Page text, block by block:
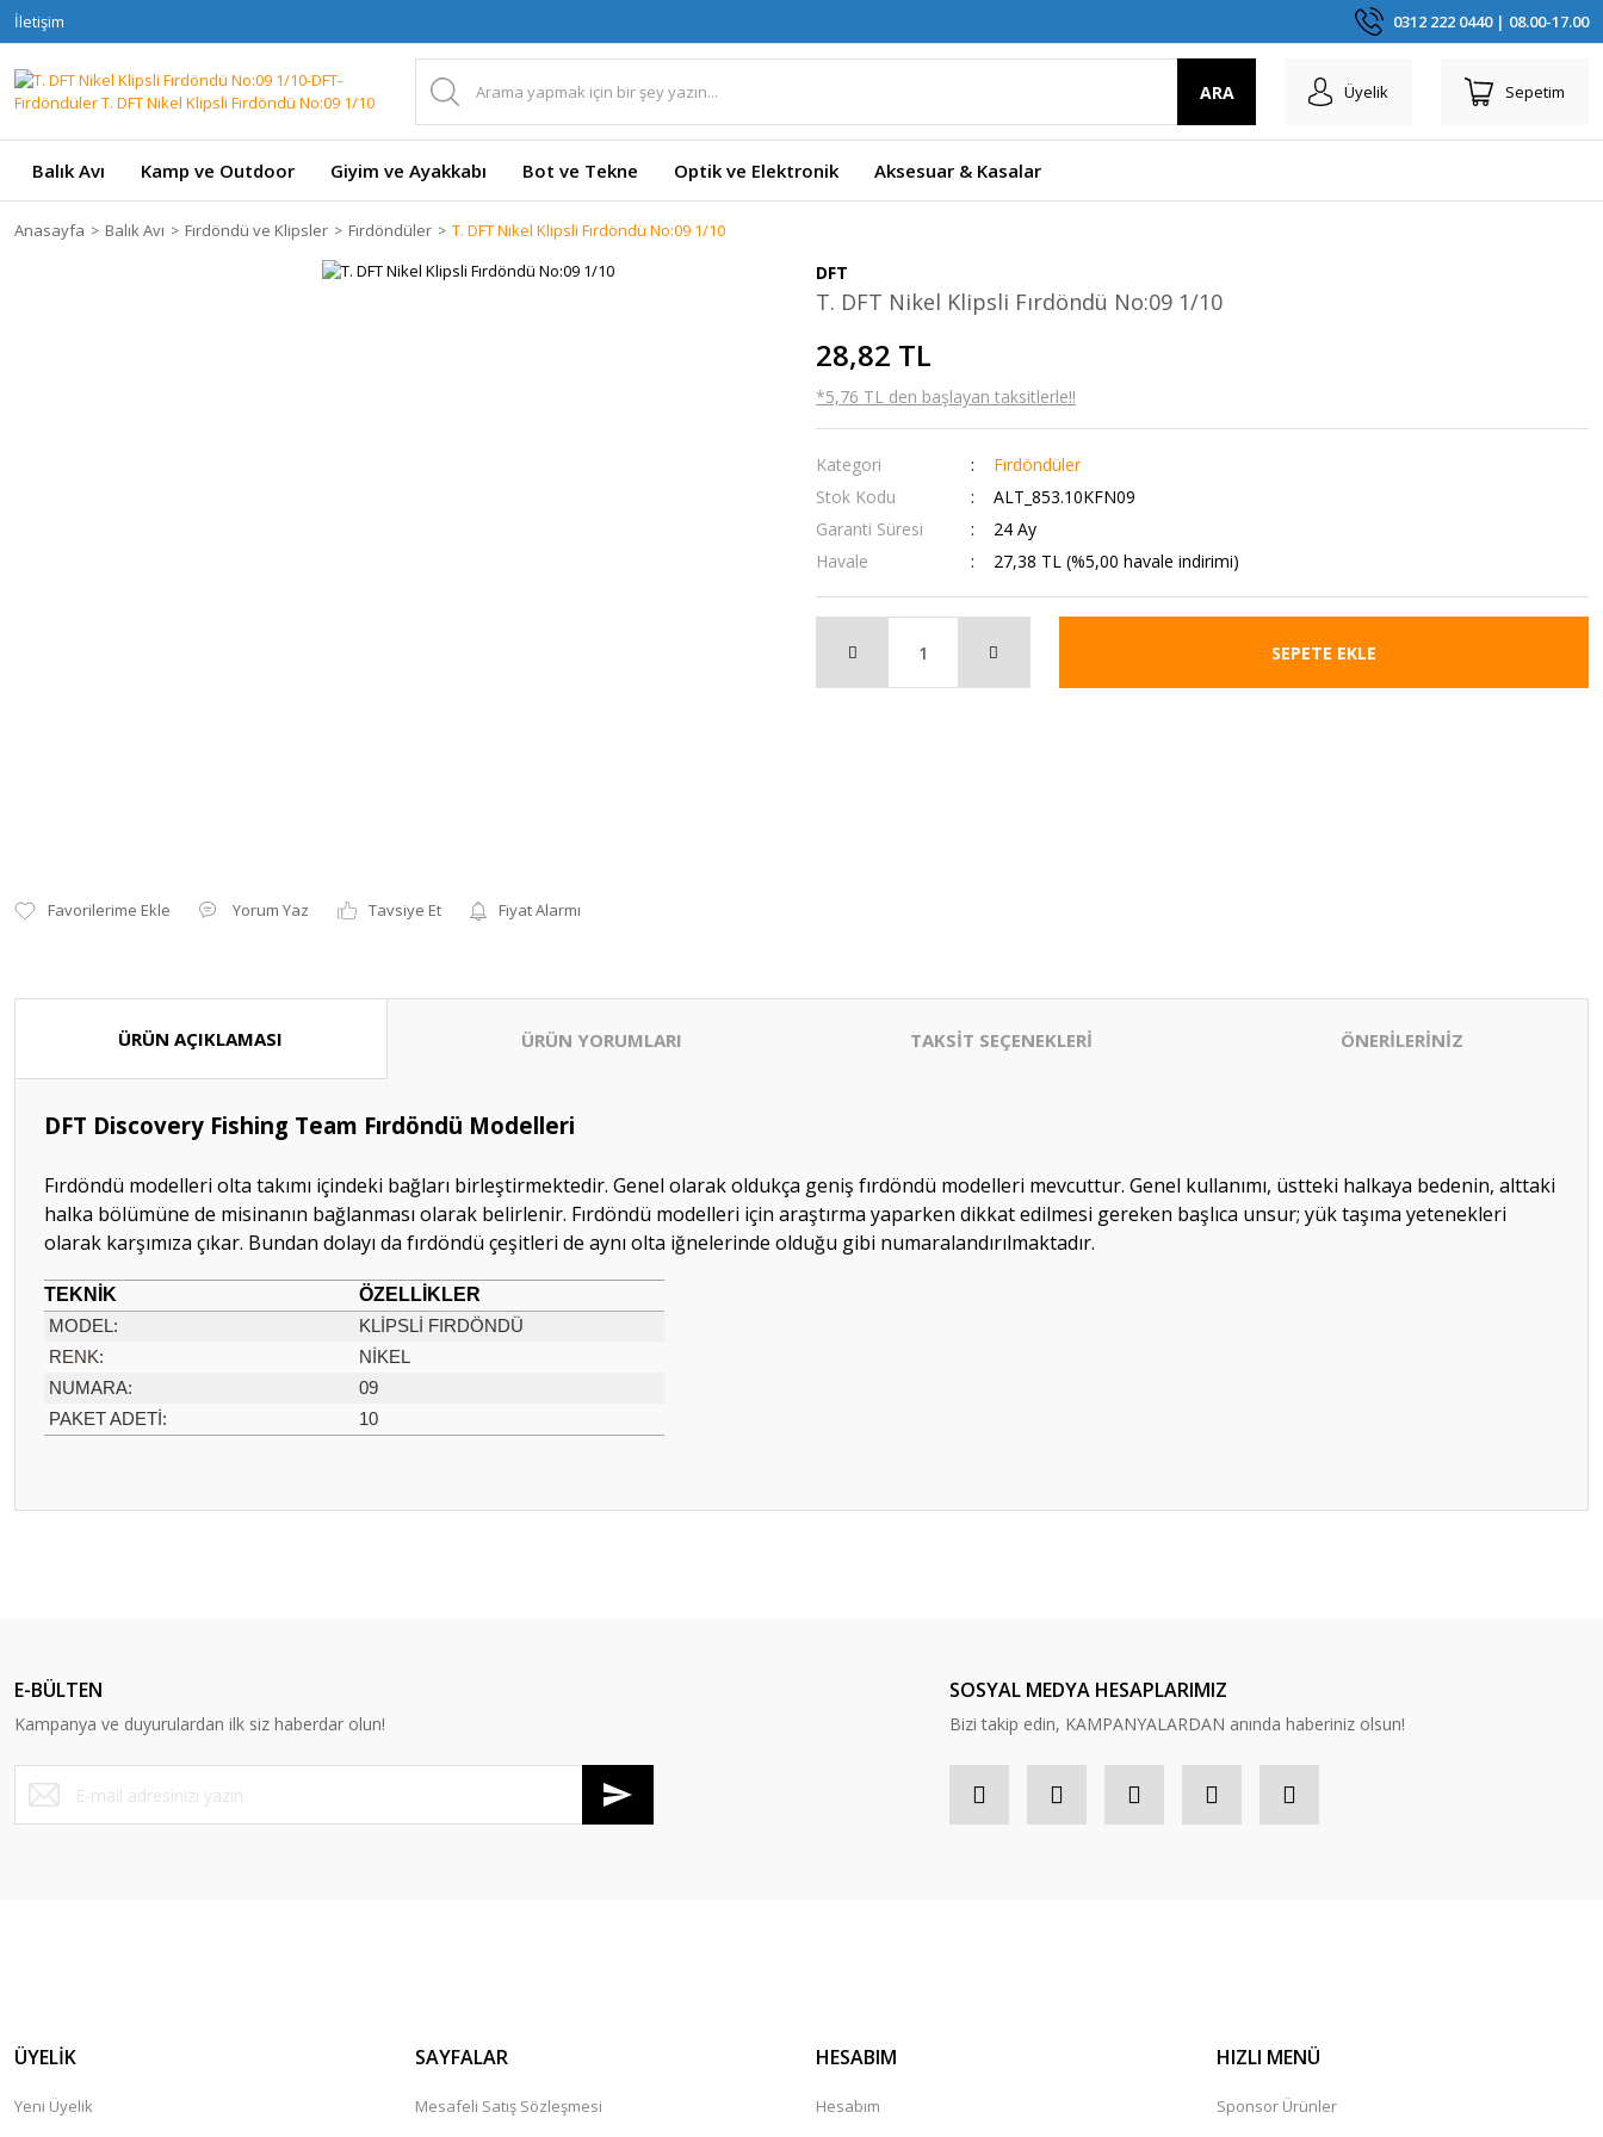
İletişim 0312 222 0440 | 08.00-17.00
ARA Üyelik Sepetim
Balık Avı Kamp ve Outdoor Giyim ve Ayakkabı Bot ve Tekne Optik ve Elektronik Aksesuar & Kasalar
Anasayfa Balık Avı Fırdöndü ve Klipsler Fırdöndüler T. DFT Nikel Klipsli Fırdöndü No:09 1/10
Yorum Yaz Tavsiye Et Fiyat Alarmı
DFT
T. DFT Nikel Klipsli Fırdöndü No:09 1/10
28,82 TL
*5,76 TL den başlayan taksitlerle!!
Kategori
Fırdöndüler
Stok Kodu
ALT_853.10KFN09
Garanti Süresi
24 Ay
Havale
27,38 TL (%5,00 havale indirimi)
SEPETE EKLE
ÜRÜN AÇIKLAMASI ÜRÜN YORUMLARI TAKSİT SEÇENEKLERİ ÖNERİLERİNİZ
DFT Discovery Fishing Team Fırdöndü Modelleri
Fırdöndü modelleri olta takımı içindeki bağları birleştirmektedir. Genel olarak oldukça geniş fırdöndü modelleri mevcuttur. Genel kullanımı, üstteki halkaya bedenin, alttaki
halka bölümüne de misinanın bağlanması olarak belirlenir. Fırdöndü modelleri için araştırma yaparken dikkat edilmesi gereken başlıca unsur; yük taşıma yetenekleri
olarak karşımıza çıkar. Bundan dolayı da fırdöndü çeşitleri de aynı olta iğnelerinde olduğu gibi numaralandırılmaktadır.
TEKNİK ÖZELLİKLER
MODEL:
KLİPSLİ FIRDÖNDÜ
RENK:
NİKEL
NUMARA:
09
PAKET ADETİ:
10
Ürün bilgilerinde hatalar bulunuyor.
Ürün fiyatı diğer sitelerden daha pahalı.
Bu ürüne benzer farklı alternatifler olmalı.
E-BÜLTEN
Kampanya ve duyurulardan ilk siz haberdar olun!
SOSYAL MEDYA HESAPLARIMIZ
Bizi takip edin, KAMPANYALARDAN anında haberiniz olsun!
ÜYELİK
Yeni Üyelik
SAYFALAR
Mesafeli Satış Sözleşmesi
HESABIM
Hesabım
HIZLI MENÜ
Sponsor Ürünler